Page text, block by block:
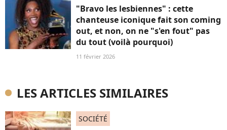
"Bravo les lesbiennes" : cette
chanteuse iconique fait son coming
out, et non, on ne "s'en fout" pas
du tout (voilà pourquoi)
11 février 2026
LES ARTICLES SIMILAIRES
SOCIÉTÉ